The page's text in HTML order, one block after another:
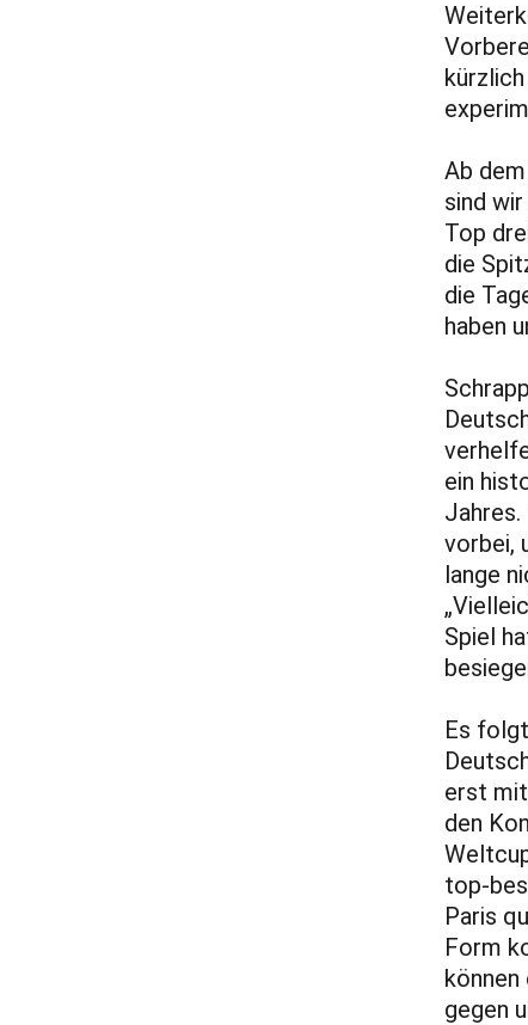
Ab
sind
Top
die
die
haben
ein
vorbei,
lange
Spiel
Es
erst
den
top-
Paris
Form
gegen